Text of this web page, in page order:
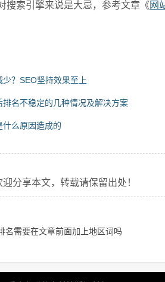
搜索引擎来说是大忌，参考文章《 网
？SEO坚持效果至上
排名不稳定的几种情况及解决方案
什么原因造成的
分享本文，转载请保留出处！
名需要在文章前面加上地区词吗